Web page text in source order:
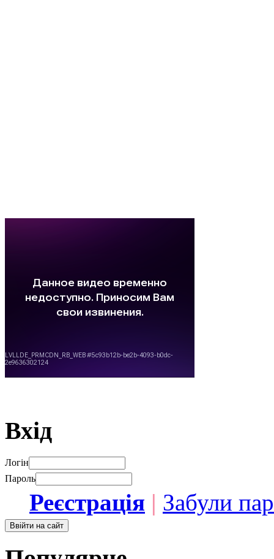
Вхід
Логін
Пароль
Реєстрація | Забули